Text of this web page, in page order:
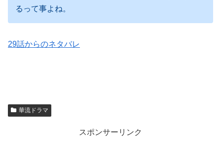
るって事よね。
29話からのネタバレ
華流ドラマ
スポンサーリンク